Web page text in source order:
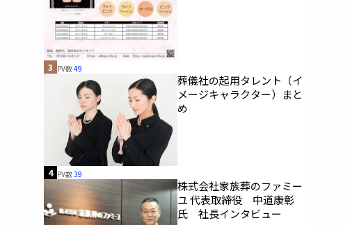
3 PV数49
葬儀社の起用タレント（イ
メージキャラクター）まと
め
4 PV数39
株式会社家族葬のファミー
ユ 代表取締役 中道康彰
氏 社長インタビュー